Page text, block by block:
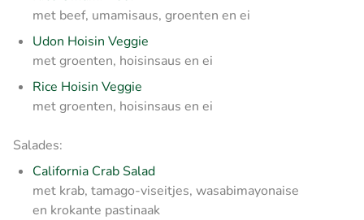
met beef, umamisaus, groenten en ei
Udon Hoisin Veggie
met groenten, hoisinsaus en ei
Rice Hoisin Veggie
met groenten, hoisinsaus en ei
Salades:
California Crab Salad
met krab, tamago-viseitjes, wasabimayonaise
en krokante pastinaak